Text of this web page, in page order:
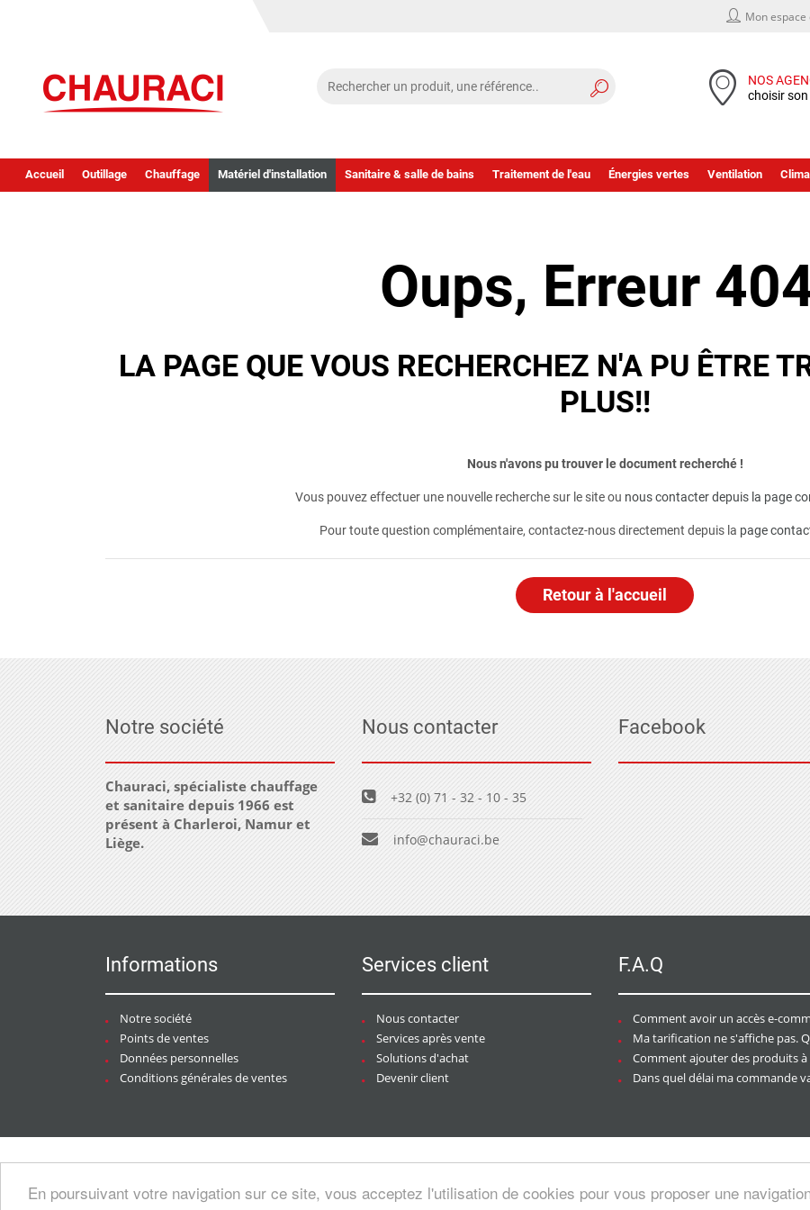
En poursuivant votre navigation sur ce site, vous acceptez l'utilisation de cookies pour vous proposer une
Mon espace
NOS
choisir
Accueil Outillage Chauffage Matériel d'installation Sanitaire & salle de bains Traitement de l'eau Énergies vertes Ventilation
Oups, Erreur
LA PAGE QUE VOUS RECHERCHEZ N'A PU ÊTRE
PLUS!!
Nous n'avons pu trouver le document recherché !
Vous pouvez effectuer une nouvelle recherche sur le site ou nous contacter depuis la page
Pour toute question complémentaire, contactez-nous directement depuis la page
Retour à l'accueil
Notre société
Chauraci, spécialiste chauffage
et sanitaire depuis 1966 est
présent à Charleroi, Namur et
Liège.
Nous contacter
+32 (0) 71 - 32 - 10 - 35
info@chauraci.be
Facebook
Informations
Notre société
Points de ventes
Données personnelles
Conditions générales de ventes
Services client
Nous contacter
Services après vente
Solutions d'achat
Devenir client
F.A.Q
Comment avoir un accès e-
Ma tarification ne s'affiche pas. Que dois-je
Comment ajouter des produits à mon
Dans quel délai ma commande va-t-elle être
artesansdubatiment.com